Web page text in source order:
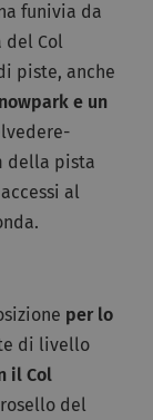
funivia da
del Col
piste, anche
e un
della pista
al
per lo
di livello
il Col
del